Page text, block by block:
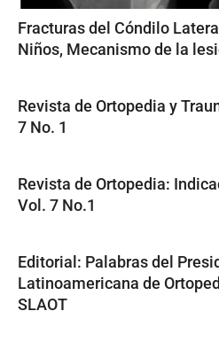
Fracturas del Cóndilo
Niños, Mecanismo de la
Revista de Ortopedia y
7 No. 1
Revista de Ortopedia:
Vol. 7 No.1
Editorial: Palabras del
Latinoamericana de
SLAOT